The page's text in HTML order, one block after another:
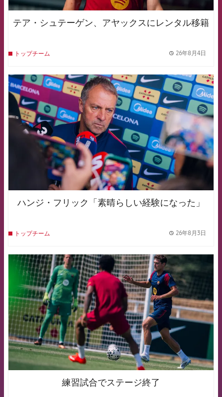
テア・シュテーゲン、アヤックスにレンタル移籍
トップチーム 26年8月4日
FCB Barcelona badge
ハンジ・フリック「素晴らしい経験になった」
トップチーム 26年8月3日
FCB Barcelona badge
練習試合でステージ終了